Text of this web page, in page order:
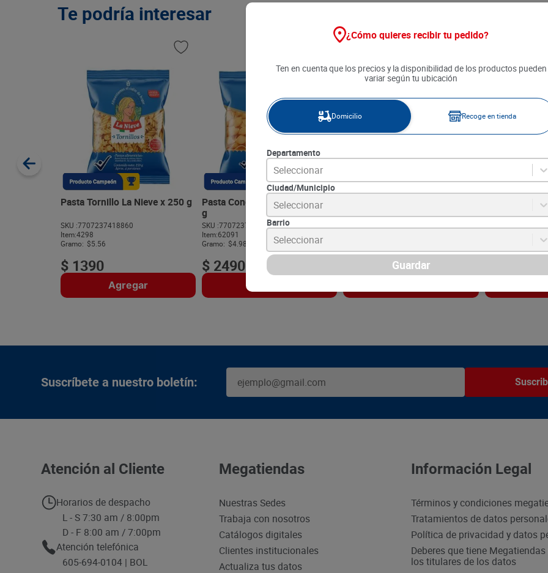
Te podría interesar
Pasta Tornillo La Nieve x 250 g
SKU :7707237418860
Item:4298
Gramo: $5.56
$ 1390
Agregar
Pasta Conchas La Nieve x 500
g
SKU :7707237418402
Item:62091
Gramo: $4.98
$ 2490
g
Pasta
500 g
Suscríbete a nuestro boletín:
Atención al Cliente
Horarios de despacho
L - S 7:30 am / 8:00pm
D - F 8:00 am / 7:00pm
Atención telefónica
605-694-0104 | BOL
Megatiendas
Nuestras Sedes
Trabaja con nosotros
Catálogos digitales
Clientes institucionales
Actualiza tus datos
Información Legal
Términos y condiciones
Tratamientos de datos
Política de privacidad y datos
Deberes que tiene
los titulares de los datos
¿Cómo quieres recibir tu pedido?
Ten en cuenta que los precios y la disponibilidad de los productos pueden
variar según tu ubicación
Domicilio Recoge en tienda
Departamento
Seleccionar
Ciudad/Municipio
Seleccionar
Barrio
Seleccionar
Guardar